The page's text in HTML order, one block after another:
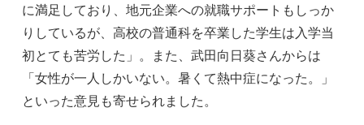
に満足しており、地元企業への就職サポートもしっか
りしているが、高校の普通科を卒業した学生は入学当
初とても苦労した」。また、武田向日葵さんからは
「女性が一人しかいない。暑くて熱中症になった。」
といった意見も寄せられました。